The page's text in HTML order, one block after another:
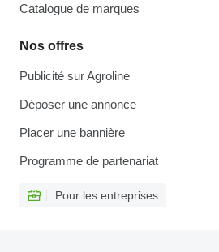
Catalogue de marques
Nos offres
Publicité sur Agroline
Déposer une annonce
Placer une bannière
Programme de partenariat
Pour les entreprises